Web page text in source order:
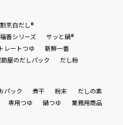
烹白だし®
善シリーズ
サッと鍋®
レートつゆ
新鮮一番
屋のだしパック だし粉
パック 煮干 粉末
だしの素
専用つゆ 鍋つゆ 業務用商品